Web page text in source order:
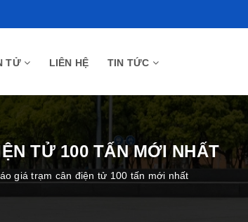
TỬ LIÊN HỆ TIN TỨC
TỬ 100 TẤN MỚI NHẤT
giá trạm cân điện tử 100 tấn mới nhất